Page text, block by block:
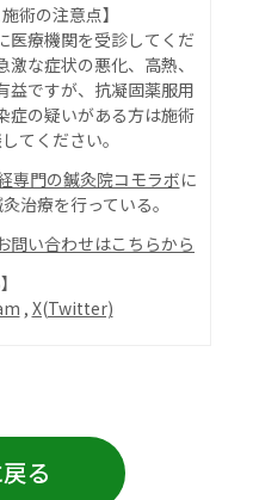
術の注意点】
医療機関を受診してくだ
な症状の悪化、高熱、
益ですが、抗凝固薬服用
症の疑いがある方は施術
てください。
専門の鍼灸院コモラボに
治療を行っている。
問い合わせはこちらから
, X(Twitter)
る